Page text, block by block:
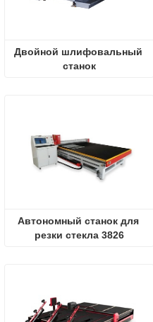
Двойной шлифовальный
станок
Автономный станок для
резки стекла 3826